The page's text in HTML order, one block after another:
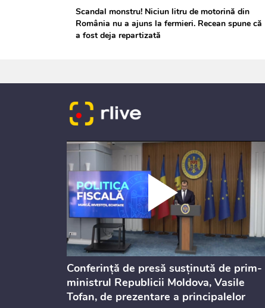
Scandal monstru! Niciun litru de motorină din
România nu a ajuns la fermieri. Recean spune că
a fost deja repartizată
Conferință de presă susținută de prim-
ministrul Republicii Moldova, Vasile
Tofan, de prezentare a principalelor